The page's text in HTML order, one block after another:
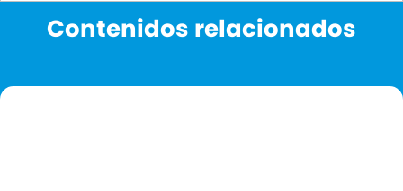
Contenidos relacionados